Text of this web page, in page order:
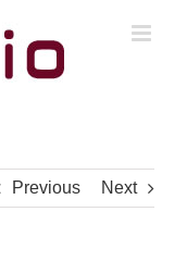
Previous Next